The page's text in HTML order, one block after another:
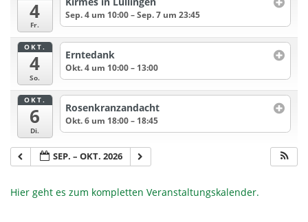
4
Fr.
Sep. 4 um 10:00 – Sep. 7 um 23:45
OKT.
4
So.
Erntedank
Okt. 4 um 10:00 – 13:00
OKT.
6
Di.
Rosenkranzandacht
Okt. 6 um 18:00 – 18:45
SEP. – OKT. 2026
Hier geht es zum kompletten Veranstaltungskalender.